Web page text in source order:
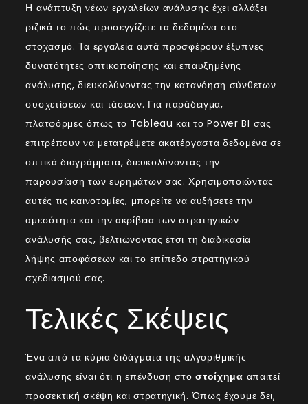
Η ανάπτυξη νέων εργαλείων ανάλυσης έχει αλλάξει
ριζικά το πώς προσεγγίζετε τα δεδομένα στο
στοχασμό. Τα εργαλεία αυτά προσφέρουν έξυπνες
δυνατότητες οπτικοποίησης και επαυξημένης
ανάλυσης, διευκολύνοντας την κατανόηση σύνθετων
συσχετίσεων και τάσεων. Για παράδειγμα,
πλατφόρμες όπως το Tableau και το Power BI σας
επιτρέπουν να μετατρέψετε ακατέργαστα δεδομένα σε
οπτικά διαγράμματα, διευκολύνοντας την
παρουσίαση των ευρημάτων σας. Χρησιμοποιώντας
αυτές τις καινοτομίες, μπορείτε να αυξήσετε την
αμεσότητα και την ακρίβεια των στρατηγικών
ανάλυσής σας, βελτιώνοντας έτσι τη διαδικασία
λήψης αποφάσεων και το επίπεδο στρατηγικού
σχεδιασμού σας.
Τελικές Σκέψεις
Ένα από τα κύρια διδάγματα της αλγοριθμικής
ανάλυσης είναι ότι η επένδυση στοστοίχημα απαιτεί
προσεκτική σκέψη και στρατηγική. Όπως έχουμε δει,